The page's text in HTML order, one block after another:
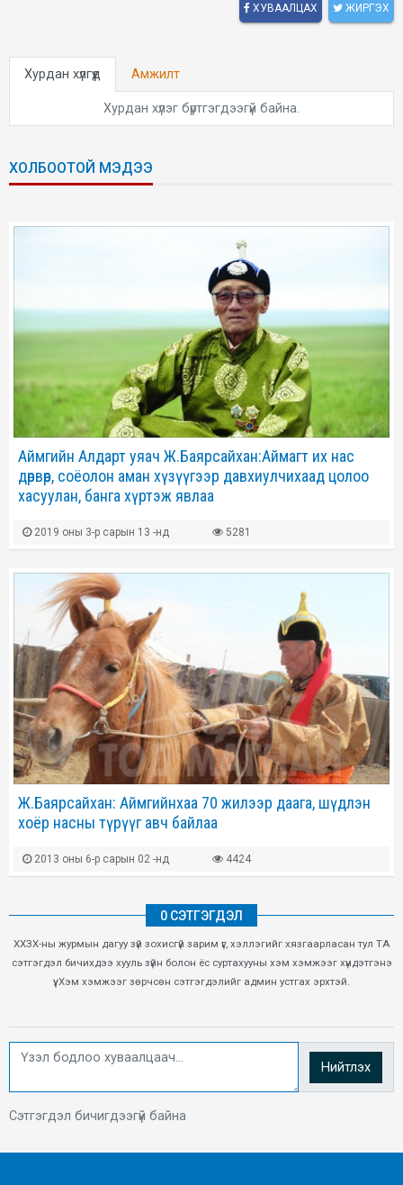
ХУВААЛЦАХ ЖИРГЭХ
Хурдан хүлгүүд Амжилт
Хурдан хүлэг бүртгэгдээгүй байна.
ХОЛБООТОЙ МЭДЭЭ
Аймгийн Алдарт уяач Ж.Баярсайхан:Аймагт их нас
дөрвөөр, соёолон аман хүзүүгээр давхиулчихаад цолоо
хасуулан, банга хүртэж явлаа
2019 оны 3-р сарын 13 -нд 5281
Ж.Баярсайхан: Аймгийнхаа 70 жилээр даага, шүдлэн
хоёр насны түрүүг авч байлаа
2013 оны 6-р сарын 02 -нд 4424
0 СЭТГЭГДЭЛ
ХХЗХ-ны журмын дагуу зүй зохисгүй зарим үг, хэллэгийг хязгаарласан тул ТА
сэтгэгдэл бичихдээ хууль зүйн болон ёс суртахууны хэм хэмжээг хүндэтгэнэ
үү. Хэм хэмжээг зөрчсөн сэтгэгдэлийг админ устгах эрхтэй.
Нийтлэх
Сэтгэгдэл бичигдээгүй байна